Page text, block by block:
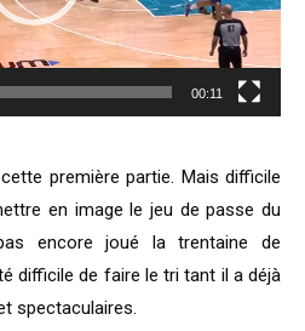
00:11
première partie. Mais difficile
en image le jeu de passe du
encore joué la trentaine de
difficile de faire le tri tant il a déjà
spectaculaires.